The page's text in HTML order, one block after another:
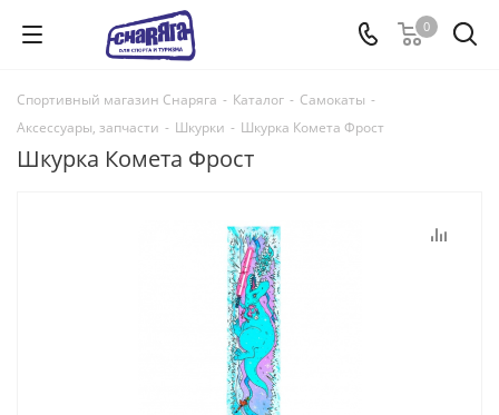
0
Спортивный магазин Снаряга - Каталог - Самокаты -
Аксессуары, запчасти - Шкурки - Шкурка Комета Фрост
Шкурка Комета Фрост